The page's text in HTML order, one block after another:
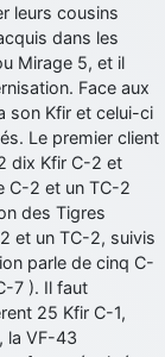
leurs cousins
dans les
Mirage 5, et il
Face aux
son Kfir et celui-ci
Le premier client
dix Kfir C-2 et
C-2 et un TC-2
des Tigres
et un TC-2, suivis
parle de cinq C-
7 ). Il faut
25 Kfir C-1,
la VF-43